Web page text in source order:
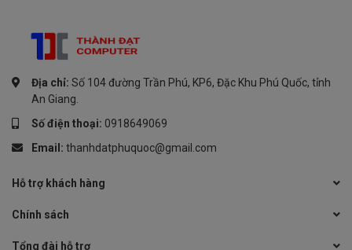
Địa chỉ: Số 104 đường Trần Phú, KP6, Đặc Khu Phú Quốc, tỉnh
An Giang.
Số điện thoại: 0918649069
Email: thanhdatphuquoc@gmail.com
Hỗ trợ khách hàng
Chính sách
Tổng đài hỗ trợ